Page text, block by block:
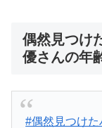
偶然見つけ
優さんの年
#偶然見つけた